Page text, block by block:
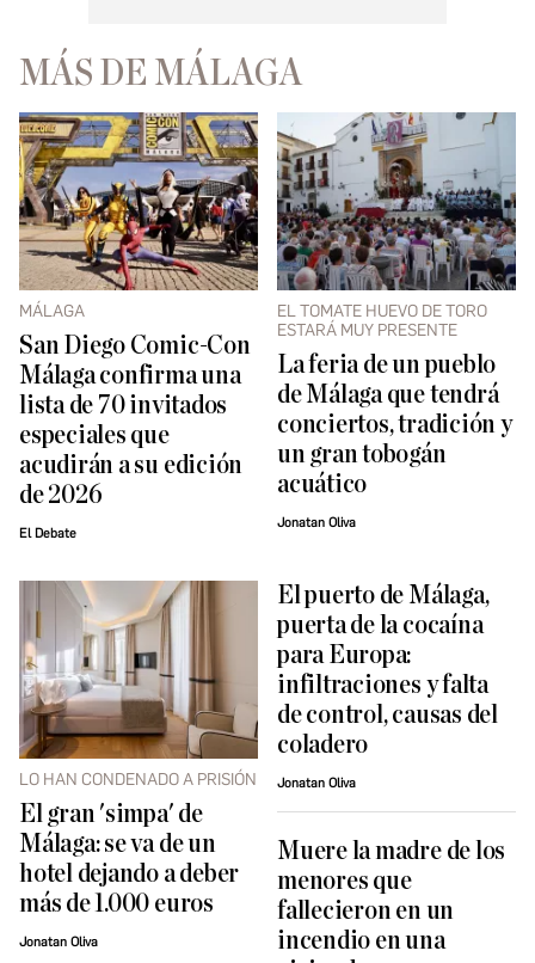
MÁS DE MÁLAGA
MÁLAGA
San Diego Comic-Con
Málaga confirma una
lista de 70 invitados
especiales que
acudirán a su edición
de 2026
El Debate
EL TOMATE HUEVO DE TORO
ESTARÁ MUY PRESENTE
La feria de un pueblo
de Málaga que tendrá
conciertos, tradición y
un gran tobogán
acuático
Jonatan Oliva
LO HAN CONDENADO A PRISIÓN
El gran 'simpa' de
Málaga: se va de un
hotel dejando a deber
más de 1.000 euros
Jonatan Oliva
El puerto de Málaga,
puerta de la cocaína
para Europa:
infiltraciones y falta
de control, causas del
coladero
Jonatan Oliva
Muere la madre de los
menores que
fallecieron en un
incendio en una